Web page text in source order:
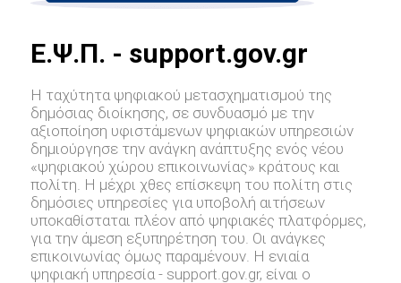
E.Ψ.Π. - support.gov.gr
Η ταχύτητα ψηφιακού μετασχηματισμού της
δημόσιας διοίκησης, σε συνδυασμό με την
αξιοποίηση υφιστάμενων ψηφιακών υπηρεσιών
δημιούργησε την ανάγκη ανάπτυξης ενός νέου
«ψηφιακού χώρου επικοινωνίας» κράτους και
πολίτη. Η μέχρι χθες επίσκεψη του πολίτη στις
δημόσιες υπηρεσίες για υποβολή αιτήσεων
υποκαθίσταται πλέον από ψηφιακές πλατφόρμες,
για την άμεση εξυπηρέτηση του. Οι ανάγκες
επικοινωνίας όμως παραμένουν. Η ενιαία
ψηφιακή υπηρεσία - support.gov.gr, είναι ο